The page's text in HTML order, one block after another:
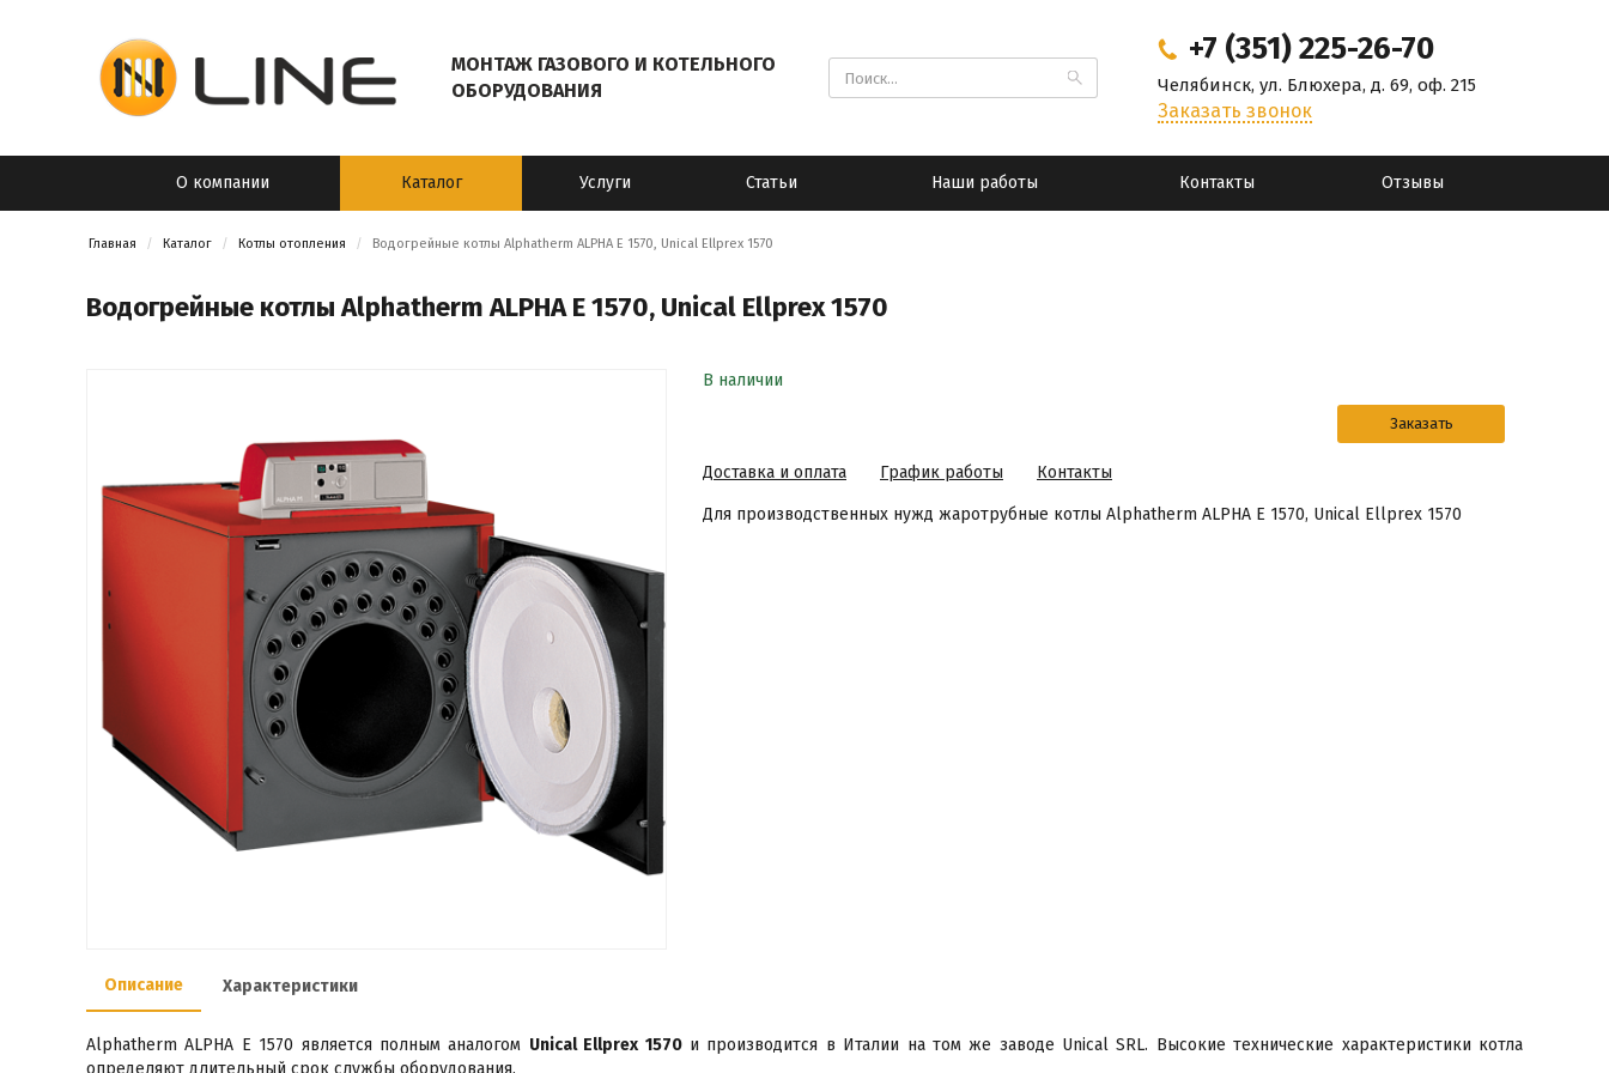
МОНТАЖ ГАЗОВОГО И КОТЕЛЬНОГО
ОБОРУДОВАНИЯ
+7 (351) 225-26-70
Челябинск, ул. Блюхера, д. 69, оф. 215
Заказать звонок
О компании Каталог Услуги Статьи Наши работы Контакты Отзывы
Главная Каталог Котлы отопления Водогрейные котлы Alphatherm ALPHA Е 1570, Unical Ellprex 1570
Водогрейные котлы Alphatherm ALPHA Е 1570, Unical Ellprex 1570
В наличии
Доставка и оплата График работы Контакты
Для производственных нужд жаротрубные котлы Alphatherm ALPHA Е 1570, Unical Ellprex 1570
Описание Характеристики
Alphatherm ALPHA E 1570 является полным аналогом Unical Ellprex 1570и производится в Италии на том же заводе Unical SRL. Высокие технические характеристики котла
определяют длительный срок службы оборудования.